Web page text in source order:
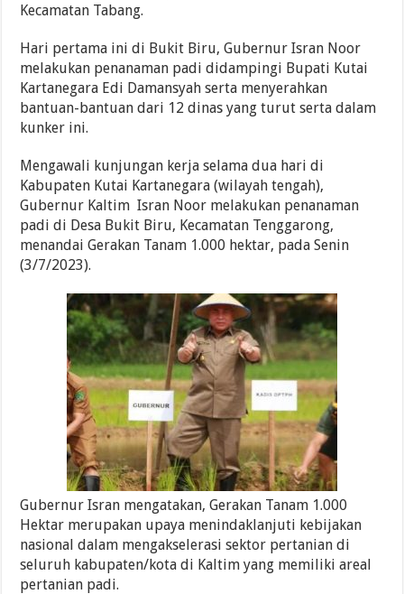
Kecamatan Tabang.
Hari pertama ini di Bukit Biru, Gubernur Isran Noor
melakukan penanaman padi didampingi Bupati Kutai
Kartanegara Edi Damansyah serta menyerahkan
bantuan-bantuan dari 12 dinas yang turut serta dalam
kunker ini.
Mengawali kunjungan kerja selama dua hari di
Kabupaten Kutai Kartanegara (wilayah tengah),
Gubernur Kaltim Isran Noor melakukan penanaman
padi di Desa Bukit Biru, Kecamatan Tenggarong,
menandai Gerakan Tanam 1.000 hektar, pada Senin
(3/7/2023).
Gubernur Isran mengatakan, Gerakan Tanam 1.000
Hektar merupakan upaya menindaklanjuti kebijakan
nasional dalam mengakselerasi sektor pertanian di
seluruh kabupaten/kota di Kaltim yang memiliki areal
pertanian padi.